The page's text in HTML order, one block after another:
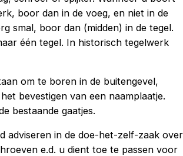
boor dan in de voeg, en niet in de
smal, boor dan (midden) in de tegel.
één tegel. In historisch tegelwerk
om te boren in de buitengevel,
bevestigen van een naamplaatje.
bestaande gaatjes.
adviseren in de doe-het-zelf-zaak over
e.d. u dient toe te passen voor